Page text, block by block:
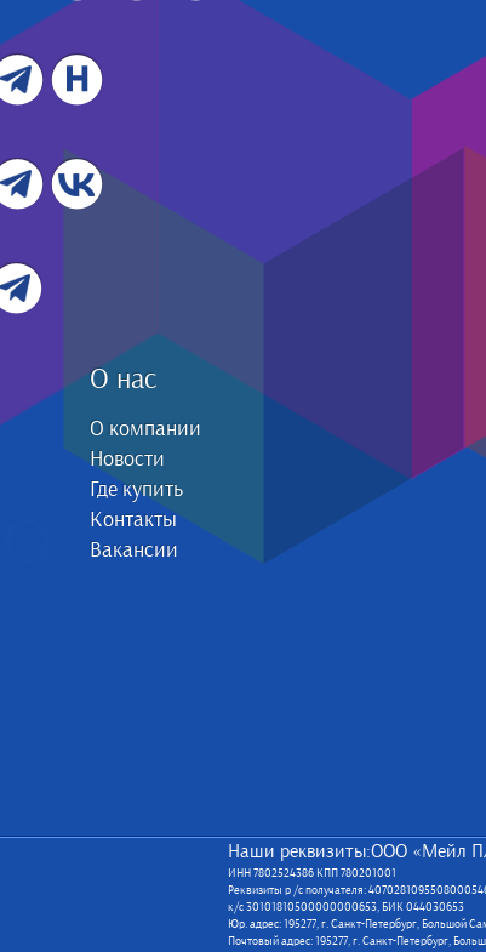
О нас
О компании
Новости
Где купить
Контакты
Вакансии
Наши реквизиты:ООО «Мейл
ИНН 7802524386 КПП 780201001
Реквизиты р /с получателя:
к/с 30101810500000000653, БИК 044030653
Юр. адрес: 195277, г. Санкт-Петербург, Большой
Почтовый адрес: 195277, г. Санкт-Петербург,